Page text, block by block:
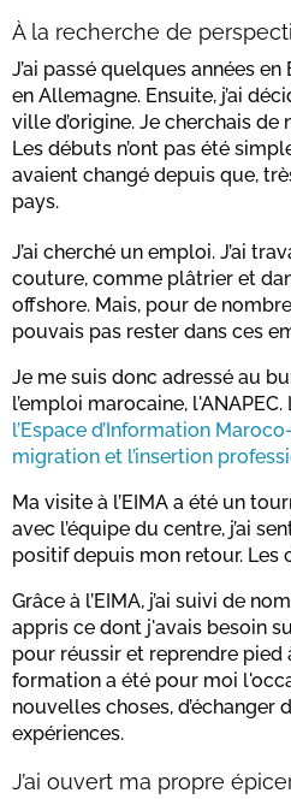
À la recherche de
J’ai passé quelques années
en Allemagne. Ensuite, j’ai
ville d’origine. Je cherchais
Les débuts n’ont pas été
avaient changé depuis que,
pays.
J’ai cherché un emploi. J’ai
couture, comme plâtrier et
offshore. Mais, pour de
pouvais pas rester dans ces
Je me suis donc adressé au
l’emploi marocaine, l'ANAPEC.
l’Espace d’Information
migration et l’insertion
Ma visite à l’EIMA a été un
avec l’équipe du centre, j’ai
positif depuis mon retour. Les
Grâce à l’EIMA, j’ai suivi de
appris ce dont j'avais besoin
pour réussir et reprendre pied
formation a été pour moi
nouvelles choses, d’échanger
expériences.
J’ai ouvert ma propre